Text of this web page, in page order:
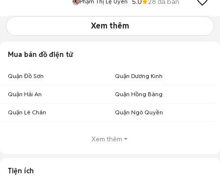
Xem thêm
Mua bán đồ điện tử
Quận Đồ Sơn Quận Dương Kinh
Quận Hải An Quận Hồng Bàng
Quận Lê Chân Quận Ngô Quyền
Xem thêm
Tiện ích